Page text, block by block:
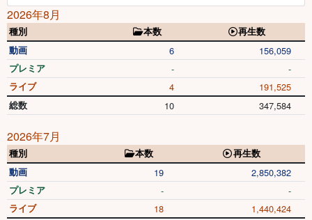
2026年8月
種別 本数
再生数
動画
6 156,059
プレミア - -
ライブ 4 191,525
総数 10 347,584
2026年7月
種別 本数
再生数
動画
19 2,850,382
プレミア - -
ライブ 18 1,440,424